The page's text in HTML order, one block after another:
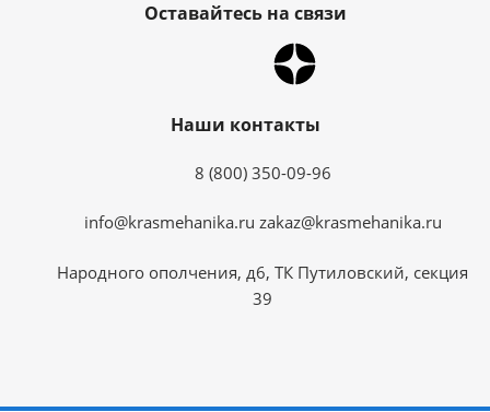
Оставайтесь на связи
Наши контакты
8 (800) 350-09-96
info@krasmehanika.ru zakaz@krasmehanika.ru
Народного ополчения, д6, ТК Путиловский, секция
39